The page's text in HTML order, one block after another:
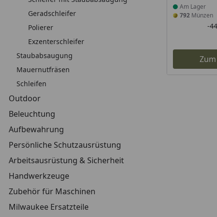
Geradschleifer
Polierer
Exzenterschleifer
Staubabsaugung
Mauernutfräsen
Schleifen
Outdoor
Beleuchtung
Aufbewahrung
Persönliche Schutzausrüstung
Arbeitsausrüstung & Sicherheit
Handwerkzeuge
Zubehör für Maschinen
Milwaukee Ersatzteile
Am Lager
792 Münzen
-